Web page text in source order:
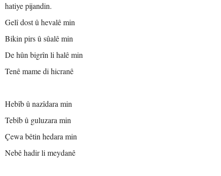
hatiye pijandin.
Gelî dost û hevalê min
Bikin pirs û sûalê min
De hûn bigrîn li halê min
Tenê mame di hicranê
Hebîb û nazîdara min
Tebîb û guluzara min
Çewa bêtin hedara min
Nebê hadir li meydanê